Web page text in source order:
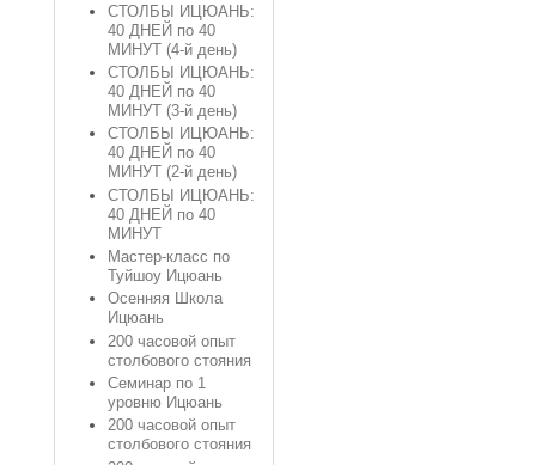
СТОЛБЫ ИЦЮАНЬ:
40 ДНЕЙ по 40
МИНУТ (4-й день)
СТОЛБЫ ИЦЮАНЬ:
40 ДНЕЙ по 40
МИНУТ (3-й день)
СТОЛБЫ ИЦЮАНЬ:
40 ДНЕЙ по 40
МИНУТ (2-й день)
СТОЛБЫ ИЦЮАНЬ:
40 ДНЕЙ по 40
МИНУТ
Мастер-класс по
Туйшоу Ицюань
Осенняя Школа
Ицюань
200 часовой опыт
столбового стояния
Семинар по 1
уровню Ицюань
200 часовой опыт
столбового стояния